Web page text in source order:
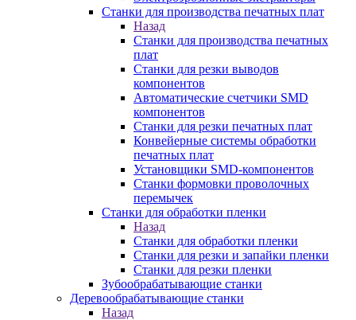
Станки для производства печатных плат
Назад
Станки для производства печатных
плат
Станки для резки выводов
компонентов
Автоматические счетчики SMD
компонентов
Станки для резки печатных плат
Конвейерные системы обработки
печатных плат
Установщики SMD-компонентов
Станки формовки проволочных
перемычек
Станки для обработки пленки
Назад
Станки для обработки пленки
Станки для резки и запайки пленки
Станки для резки пленки
Зубообрабатывающие станки
Деревообрабатывающие станки
Назад